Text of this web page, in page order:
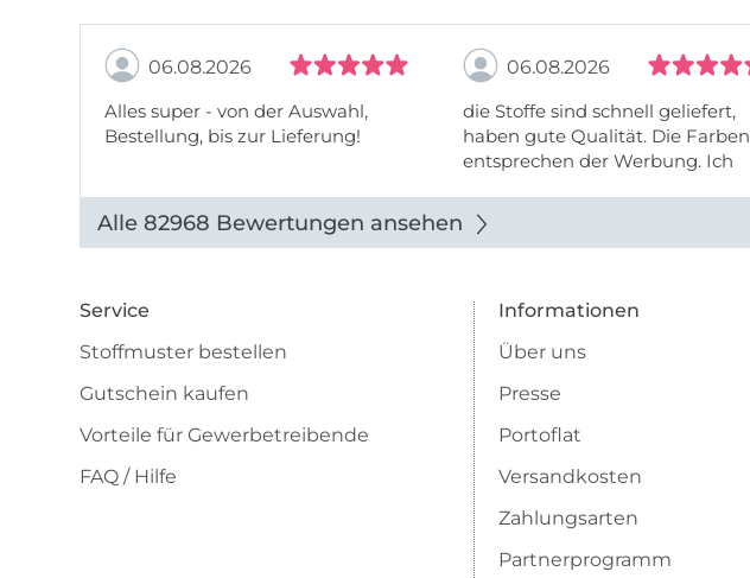
06.08.2026
Alles super - von der Auswahl,
Bestellung, bis zur Lieferung!
06.08.2026
die Stoffe sind schnell geliefert,
haben gute Qualität. Die Farben
entsprechen der Werbung. Ich
auch die Firma empfehlen.
Alle 82968 Bewertungen ansehen
Service
Stoffmuster bestellen
Gutschein kaufen
Vorteile für Gewerbetreibende
FAQ / Hilfe
Informationen
Über uns
Presse
Portoflat
Versandkosten
Zahlungsarten
Partnerprogramm